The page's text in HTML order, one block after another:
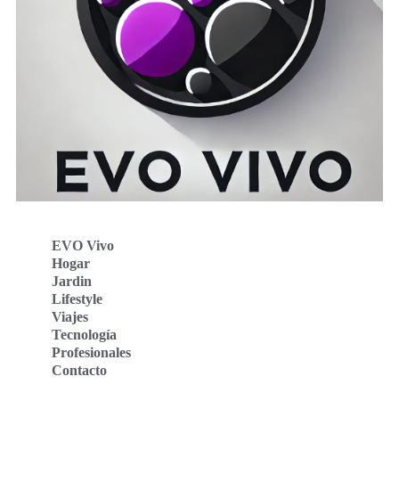
EVO Vivo
Hogar
Jardin
Lifestyle
Viajes
Tecnología
Profesionales
Contacto